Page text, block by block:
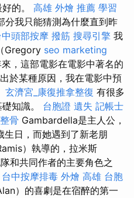
的。 高雄 外燴 推薦 學習
分我只能猜測為什麼直到昨
中頭部按摩 撥筋 搜尋引擎 我
Gregory seo marketing
，這部電影在電影中著名的
於某種原因，我在電影中預
玄濟宮_康復推拿整復 有很多
知識。 台胞證 遺失 記帳士
骨 Gambardella是主人公，
日，而她遇到了新老朋
）執導的，拉米斯
和共同作者的主要角色之
台中按摩排毒 外燴 高雄 台胞
）的喜劇是在宿醉的第一